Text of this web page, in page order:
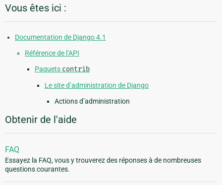
Vous êtes ici :
Documentation de Django 4.1
Référence de l’API
Paquets contrib
Le site d’administration de Django
Actions d’administration
Obtenir de l'aide
FAQ
Essayez la FAQ, vous y trouverez des réponses à de nombreuses
questions courantes.